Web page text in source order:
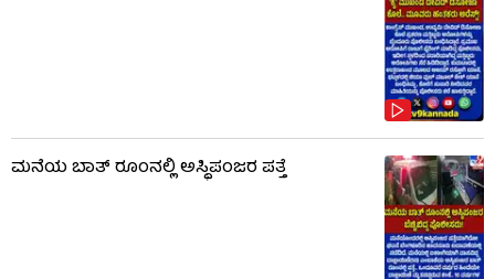
ಮನೆಯ ಬಾತ್ ರೂಂನಲ್ಲಿ ಅಸ್ಥಿಪಂಜರ ಪತ್ತೆ